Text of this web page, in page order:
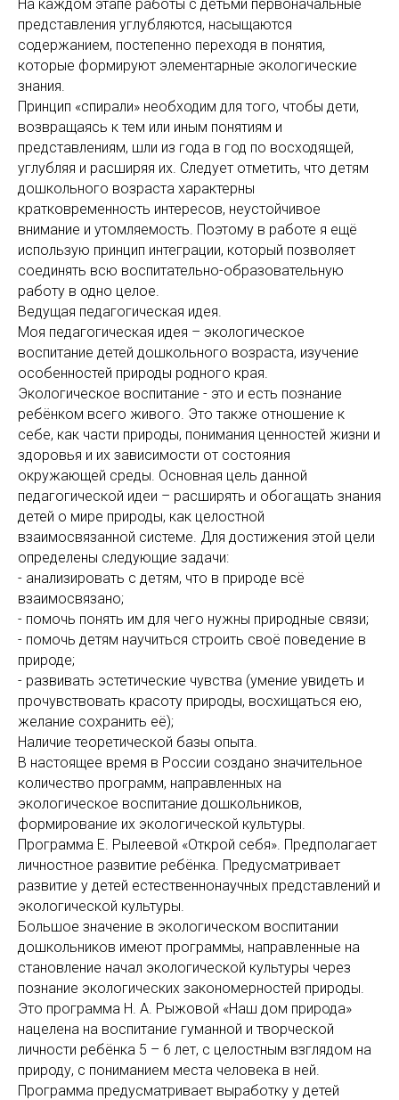
На каждом этапе работы с детьми первоначальные
представления углубляются, насыщаются
содержанием, постепенно переходя в понятия,
которые формируют элементарные экологические
знания.
Принцип «спирали» необходим для того, чтобы дети,
возвращаясь к тем или иным понятиям и
представлениям, шли из года в год по восходящей,
углубляя и расширяя их. Следует отметить, что детям
дошкольного возраста характерны
кратковременность интересов, неустойчивое
внимание и утомляемость. Поэтому в работе я ещё
использую принцип интеграции, который позволяет
соединять всю воспитательно-образовательную
работу в одно целое.
Ведущая педагогическая идея.
Моя педагогическая идея – экологическое
воспитание детей дошкольного возраста, изучение
особенностей природы родного края.
Экологическое воспитание - это и есть познание
ребёнком всего живого. Это также отношение к
себе, как части природы, понимания ценностей жизни и
здоровья и их зависимости от состояния
окружающей среды. Основная цель данной
педагогической идеи – расширять и обогащать знания
детей о мире природы, как целостной
взаимосвязанной системе. Для достижения этой цели
определены следующие задачи:
- анализировать с детям, что в природе всё
взаимосвязано;
- помочь понять им для чего нужны природные связи;
- помочь детям научиться строить своё поведение в
природе;
- развивать эстетические чувства (умение увидеть и
прочувствовать красоту природы, восхищаться ею,
желание сохранить её);
Наличие теоретической базы опыта.
В настоящее время в России создано значительное
количество программ, направленных на
экологическое воспитание дошкольников,
формирование их экологической культуры.
Программа Е. Рылеевой «Открой себя». Предполагает
личностное развитие ребёнка. Предусматривает
развитие у детей естественнонаучных представлений и
экологической культуры.
Большое значение в экологическом воспитании
дошкольников имеют программы, направленные на
становление начал экологической культуры через
познание экологических закономерностей природы.
Это программа Н. А. Рыжовой «Наш дом природа»
нацелена на воспитание гуманной и творческой
личности ребёнка 5 – 6 лет, с целостным взглядом на
природу, с пониманием места человека в ней.
Программа предусматривает выработку у детей